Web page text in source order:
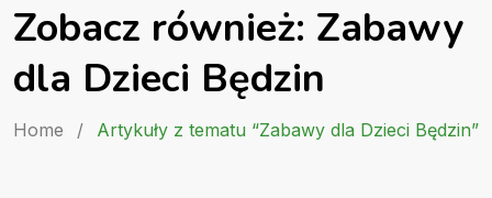
Pakiety
Kurs
Zobacz również: Zabawy
dla Dzieci Będzin
Home / Artykuły z tematu “Zabawy dla Dzieci Będzin”